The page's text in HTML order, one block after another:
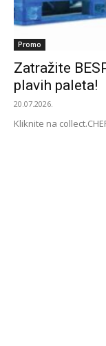
Promo
Zatražite
plavih paleta!
20.07.2026.
Kliknite na